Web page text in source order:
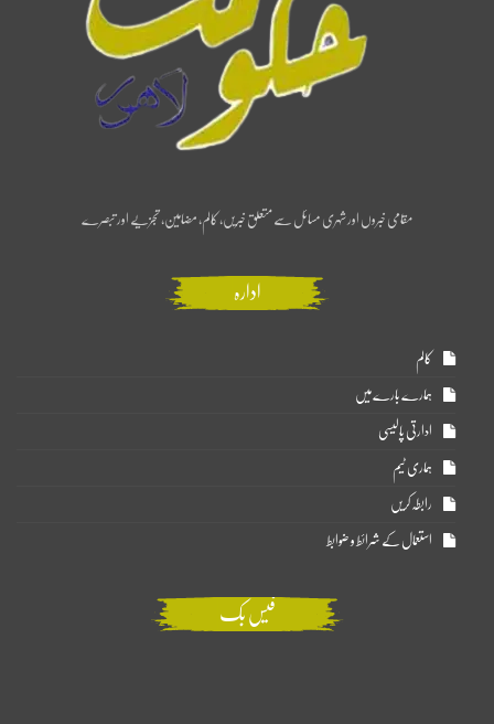
مقامی خبروں اور شہری مسائل سے متعلق خبریں، کالم، مضامین، تجزیے اور تبصرے
ادارہ
کالم
ہمارے بارے میں
ادارتی پالیسی
ہماری ٹیم
رابطہ کریں
استعمال کے شرائط و ضوابط
فیس بک